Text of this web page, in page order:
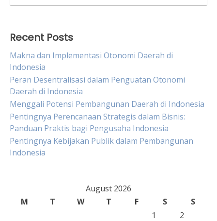
for:
Recent Posts
Makna dan Implementasi Otonomi Daerah di
Indonesia
Peran Desentralisasi dalam Penguatan Otonomi
Daerah di Indonesia
Menggali Potensi Pembangunan Daerah di Indonesia
Pentingnya Perencanaan Strategis dalam Bisnis:
Panduan Praktis bagi Pengusaha Indonesia
Pentingnya Kebijakan Publik dalam Pembangunan
Indonesia
August 2026
M
T W T F S
S
1
2